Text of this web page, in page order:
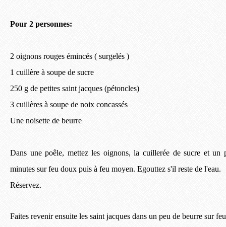
Pour 2 personnes:
2 oignons rouges émincés ( surgelés )
1 cuillère à soupe de sucre
250 g de petites saint jacques (pétoncles)
3 cuillères à soupe de noix concassés
Une noisette de beurre
Dans une poêle, mettez les oignons, la cuillerée de sucre et un
minutes sur feu doux puis à feu moyen. Egouttez s'il reste de l'eau.
Réservez.
Faites revenir ensuite les saint jacques dans un peu de beurre sur